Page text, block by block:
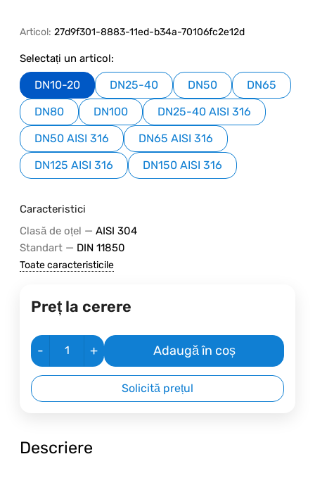
Articol: 27d9f301-8883-11ed-b34a-70106fc2e12d
Selectați un articol:
DN10-20 DN25-40 DN50
DN65
DN80
DN100
DN25-40 AISI 316
DN50 AISI 316
DN65 AISI 316
DN125 AISI 316
DN150 AISI 316
Caracteristici
Clasă de oțel — AISI 304
Standart — DIN 11850
Toate caracteristicile
Preț la cerere
- + Adaugă în coș
Solicită prețul
Descriere